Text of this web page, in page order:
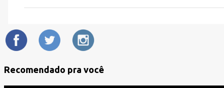
n
t
r
Recomendado pra você